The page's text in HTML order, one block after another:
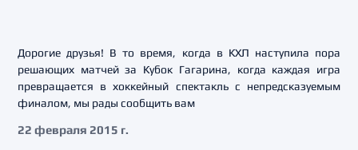
Дорогие друзья! В то время, когда в КХЛ наступила пора
решающих матчей за Кубок Гагарина, когда каждая игра
превращается в хоккейный спектакль с непредсказуемым
финалом, мы рады сообщить вам
22 февраля 2015 г.